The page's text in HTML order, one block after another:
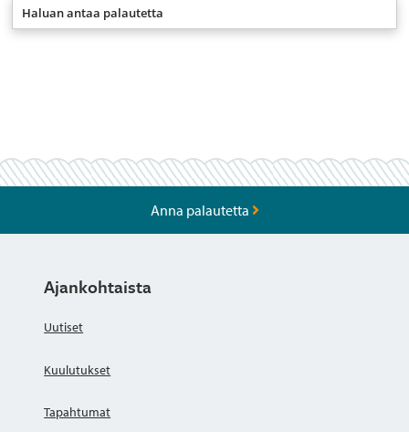
Haluan antaa palautetta
Anna palautetta
Ajankohtaista
Uutiset
Kuulutukset
Tapahtumat